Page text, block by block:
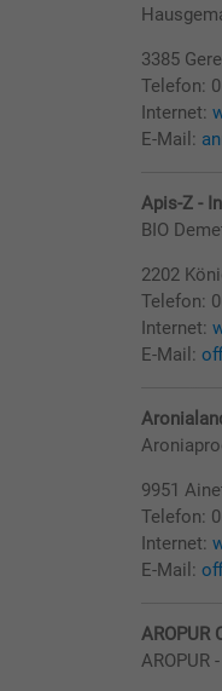
3385
Telefon:
Internet:
E-Mail:
Apis-Z -
BIO
2202
Telefon:
Internet:
E-Mail:
9951
Telefon:
Internet:
E-Mail:
AROPUR
AROPUR